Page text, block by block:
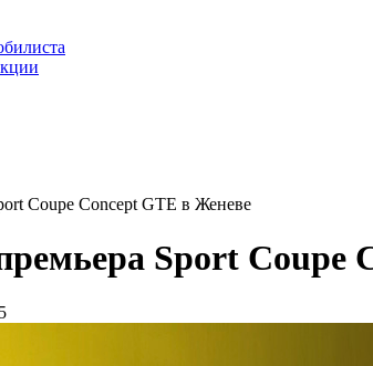
Coupe Concept GTE в Женеве
Sport Coupe